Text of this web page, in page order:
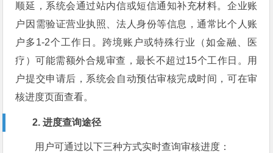
顺延，系统会通过站内信或短信通知补充材料。企业账
户因需验证营业执照、法人身份等信息，通常比个人账
户多1-2个工作日。跨境账户或特殊行业（如金融、医
疗）可能需额外合规审查，最长不超过15个工作日。用
户提交申请后，系统会自动预估审核完成时间，可在审
核进度页面查看。
2. 进度查询途径
用户可通过以下三种方式实时查询审核进度：